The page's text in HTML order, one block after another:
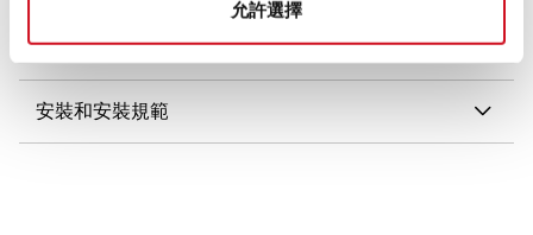
允許選擇
機械規格
安裝和安裝規範